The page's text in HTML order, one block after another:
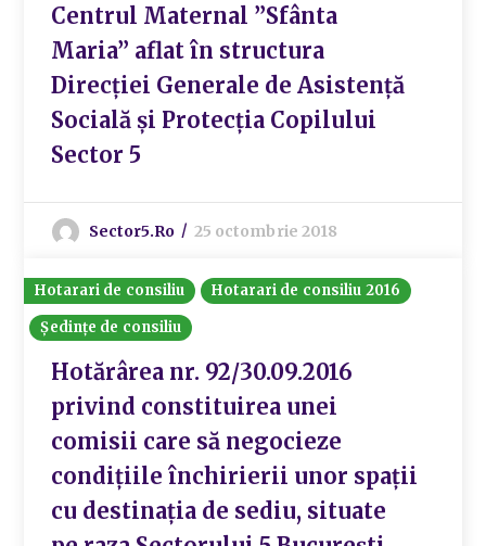
Centrul Maternal ”Sfânta
Maria” aflat în structura
Direcției Generale de Asistență
Socială și Protecția Copilului
Sector 5
Sector5.ro 25 octombrie 2018
Hotarari de consiliu
Hotarari de consiliu 2016
Ședințe de consiliu
Hotărârea nr. 92/30.09.2016
privind constituirea unei
comisii care să negocieze
condițiile închirierii unor spații
cu destinația de sediu, situate